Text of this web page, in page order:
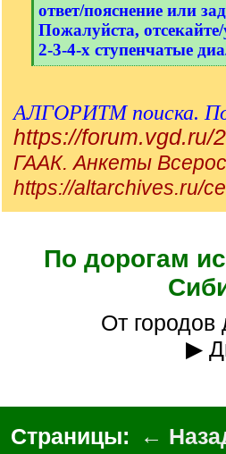
]
ответ/пояснение или
Пожалуйста,
2-3-4-х ступенчатые
[
]
АЛГОРИТМ поиска.
https://forum.vgd.ru/
ГААК. Анкеты
https://altarchives.ru/
По дорогам
От
▶
Страницы: ←